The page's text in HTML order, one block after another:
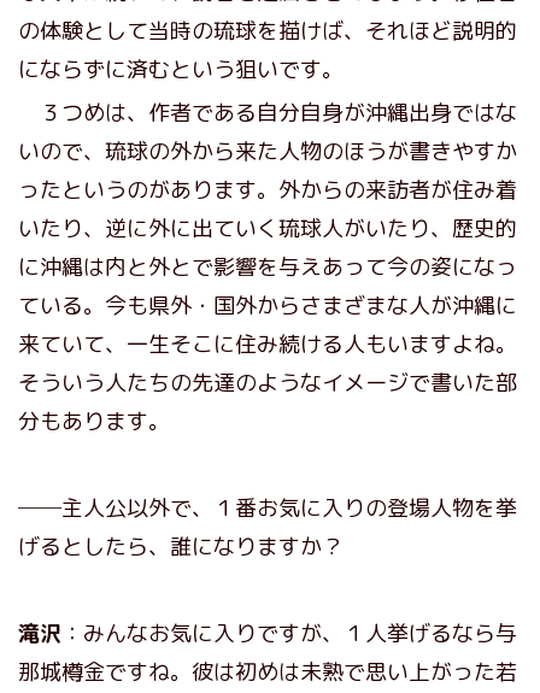
の体験として当時の琉球を描けば、それほど説明的
にならずに済むという狙いです。
３つめは、作者である自分自身が沖縄出身ではな
いので、琉球の外から来た人物のほうが書きやすか
ったというのがあります。外からの来訪者が住み着
いたり、逆に外に出ていく琉球人がいたり、歴史的
に沖縄は内と外とで影響を与えあって今の姿になっ
ている。今も県外・国外からさまざまな人が沖縄に
来ていて、一生そこに住み続ける人もいますよね。
そういう人たちの先達のようなイメージで書いた部
分もあります。
──主人公以外で、１番お気に入りの登場人物を挙
げるとしたら、誰になりますか？
滝沢 ：みんなお気に入りですが、１人挙げるなら与
那城樽金ですね。彼は初めは未熟で思い上がった若